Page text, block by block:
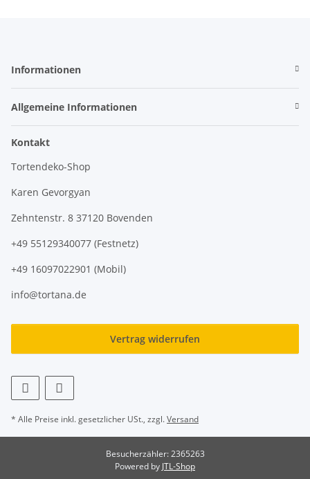
Informationen
Allgemeine Informationen
Kontakt
Tortendeko-Shop
Karen Gevorgyan
Zehntenstr. 8 37120 Bovenden
+49 55129340077 (Festnetz)
+49 16097022901 (Mobil)
info@tortana.de
Vertrag widerrufen
* Alle Preise inkl. gesetzlicher USt., zzgl.Versand
Besucherzähler: 2365263
Powered by JTL-Shop